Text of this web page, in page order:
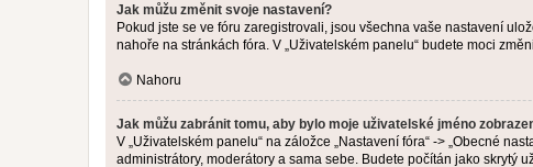
Jak můžu změnit svoje nastavení?
Pokud jste se ve fóru zaregistrovali, jsou všechna vaše nastavení
nahoře na stránkách fóra. V „Uživatelském panelu“ budete moci
Nahoru
Jak můžu zabránit tomu, aby bylo moje uživatelské jméno
V „Uživatelském panelu“ na záložce „Nastavení fóra“ -> „Obecné
administrátory, moderátory a sama sebe. Budete počítán jako skrytý